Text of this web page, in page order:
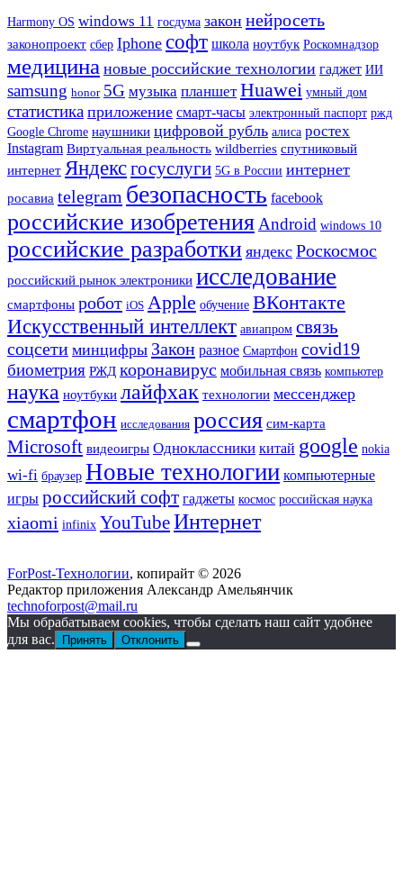
Harmony OS windows 11 госдума закон нейросеть
законопроект сбер Iphone софт школа ноутбук Роскомнадзор
медицина новые российские технологии гаджет ИИ
samsung honor 5G музыка планшет Huawei умный дом
статистика приложение смарт-часы электронный паспорт ржд
Google Chrome наушники цифровой рубль алиса ростех
Instagram Виртуальная реальность wildberries спутниковый
интернет Яндексгосуслуги 5G в России интернет
росавиа telegram безопасность facebook
российские изобретения Android windows 10
российские разработки яндекс Роскосмос
российский рынок электроники исследование
смартфоны робот iOS Apple обучение ВКонтакте
Искусственный интеллект авиапром связь
соцсети минцифры Закон разное Смартфон covid19
биометрия РЖД коронавирус мобильная связь компьютер
наука ноутбуки лайфхак технологии мессенджер
смартфон исследования россия сим-карта
Microsoft видеоигры Одноклассники китай google nokia
wi-fi браузер Новые технологии компьютерные
игры российский софт гаджеты космос российская наука
xiaomi infinix YouTubeИнтернет
ForPost-Технологии, копирайт © 2026
Редактор приложения Александр Амельянчик
technoforpost@mail.ru
Мы обрабатываем cookies, чтобы сделать наш сайт удобнее
для вас.
Принять Отклонить